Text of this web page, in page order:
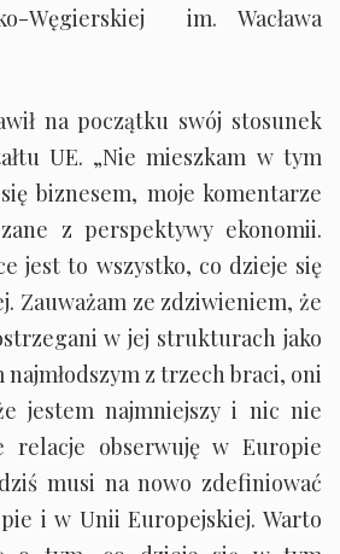
Węgierskiej im. Wacława
na początku swój stosunek
UE. „Nie mieszkam w tym
biznesem, moje komentarze
z perspektywy ekonomii.
jest to wszystko, co dzieje się
Zauważam ze zdziwieniem, że
w jej strukturach jako
najmłodszym z trzech braci, oni
jestem najmniejszy i nic nie
relacje obserwuję w Europie
musi na nowo zdefiniować
i w Unii Europejskiej. Warto